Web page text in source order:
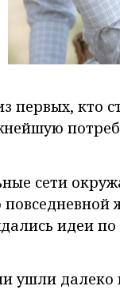
кто
сети
идеи
ушли